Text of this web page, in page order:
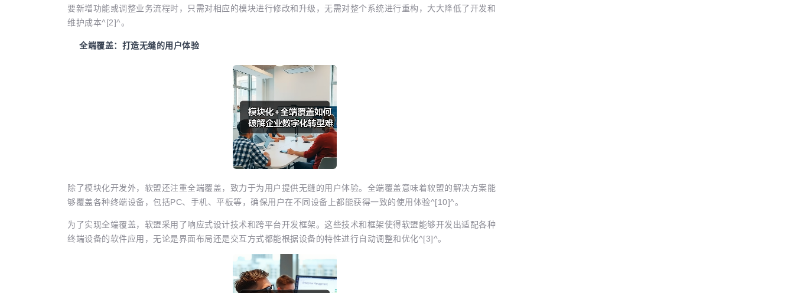
要新增功能或调整业务流程时，只需对相应的模块进行修改和升级，无需对整个系统进行重构，大大降低了开发和
维护成本^[2]^。
全端覆盖：打造无缝的用户体验
除了模块化开发外，软盟还注重全端覆盖，致力于为用户提供无缝的用户体验。全端覆盖意味着软盟的解决方案能
够覆盖各种终端设备，包括PC、手机、平板等，确保用户在不同设备上都能获得一致的使用体验^[10]^。
为了实现全端覆盖，软盟采用了响应式设计技术和跨平台开发框架。这些技术和框架使得软盟能够开发出适配各种
终端设备的软件应用，无论是界面布局还是交互方式都能根据设备的特性进行自动调整和优化^[3]^。